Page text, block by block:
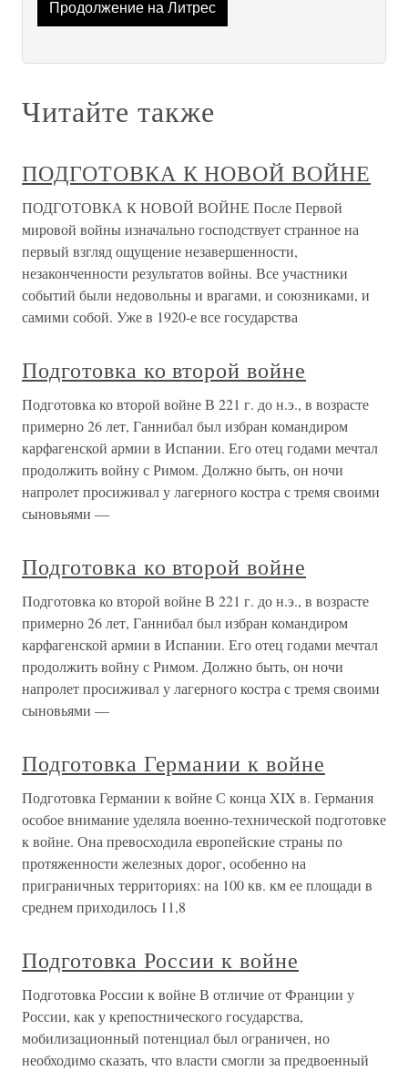
Продолжение на Литрес
Читайте также
ПОДГОТОВКА К НОВОЙ ВОЙНЕ
ПОДГОТОВКА К НОВОЙ ВОЙНЕ После Первой
мировой войны изначально господствует странное на
первый взгляд ощущение незавершенности,
незаконченности результатов войны. Все участники
событий были недовольны и врагами, и союзниками, и
самими собой. Уже в 1920-е все государства
Подготовка ко второй войне
Подготовка ко второй войне В 221 г. до н.э., в возрасте
примерно 26 лет, Ганнибал был избран командиром
карфагенской армии в Испании. Его отец годами мечтал
продолжить войну с Римом. Должно быть, он ночи
напролет просиживал у лагерного костра с тремя своими
сыновьями —
Подготовка ко второй войне
Подготовка ко второй войне В 221 г. до н.э., в возрасте
примерно 26 лет, Ганнибал был избран командиром
карфагенской армии в Испании. Его отец годами мечтал
продолжить войну с Римом. Должно быть, он ночи
напролет просиживал у лагерного костра с тремя своими
сыновьями —
Подготовка Германии к войне
Подготовка Германии к войне С конца XIX в. Германия
особое внимание уделяла военно-технической подготовке
к войне. Она превосходила европейские страны по
протяженности железных дорог, особенно на
приграничных территориях: на 100 кв. км ее площади в
среднем приходилось 11,8
Подготовка России к войне
Подготовка России к войне В отличие от Франции у
России, как у крепостнического государства,
мобилизационный потенциал был ограничен, но
необходимо сказать, что власти смогли за предвоенный